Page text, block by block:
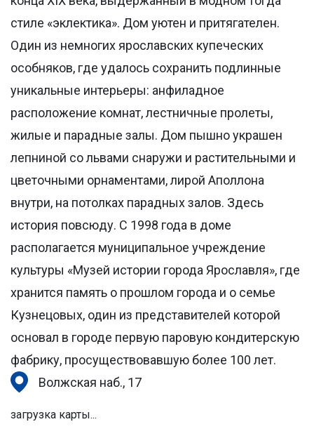
стиле «эклектика». Дом уютен и притягателен.
Один из немногих ярославских купеческих
особняков, где удалось сохранить подлинные
уникальные интерьеры: анфиладное
расположение комнат, лестничные пролеты,
жилые и парадные залы. Дом пышно украшен
лепниной со львами снаружи и растительными и
цветочными орнаментами, лирой Аполлона
внутри, на потолках парадных залов. Здесь
история повсюду. С 1998 года в доме
располагается муниципальное учреждение
культуры «Музей истории города Ярославля», где
хранится память о прошлом города и о семье
Кузнецовых, один из представителей которой
основал в городе первую паровую кондитерскую
фабрику, просуществовавшую более 100 лет.
Волжская наб., 17
загрузка карты...